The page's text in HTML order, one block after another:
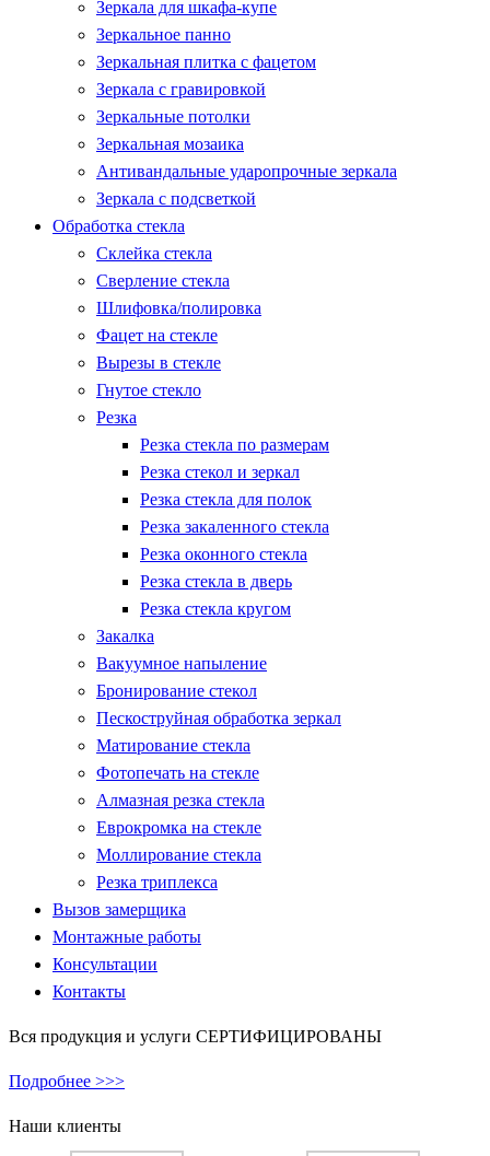
Зеркала для шкафа-купе
Зеркальное панно
Зеркальная плитка с фацетом
Зеркала с гравировкой
Зеркальные потолки
Зеркальная мозаика
Антивандальные ударопрочные зеркала
Зеркала с подсветкой
Обработка стекла
Склейка стекла
Сверление стекла
Шлифовка/полировка
Фацет на стекле
Вырезы в стекле
Гнутое стекло
Резка
Резка стекла по размерам
Резка стекол и зеркал
Резка стекла для полок
Резка закаленного стекла
Резка оконного стекла
Резка стекла в дверь
Резка стекла кругом
Закалка
Вакуумное напыление
Бронирование стекол
Пескоструйная обработка зеркал
Матирование стекла
Фотопечать на стекле
Алмазная резка стекла
Еврокромка на стекле
Моллирование стекла
Резка триплекса
Вызов замерщика
Монтажные работы
Консультации
Контакты
Вся продукция и услуги СЕРТИФИЦИРОВАНЫ
Подробнее >>>
Наши клиенты